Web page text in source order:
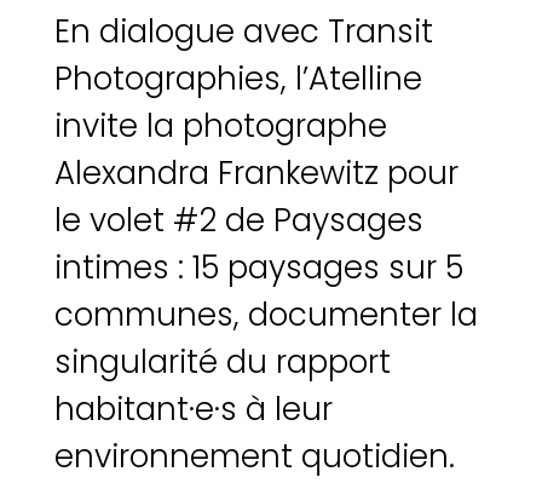
En dialogue avec Transit
Photographies, l’Atelline
invite la photographe
Alexandra Frankewitz pour
le volet #2 de Paysages
intimes : 15 paysages sur 5
communes, documenter la
singularité du rapport
habitant·e·s à leur
environnement quotidien.